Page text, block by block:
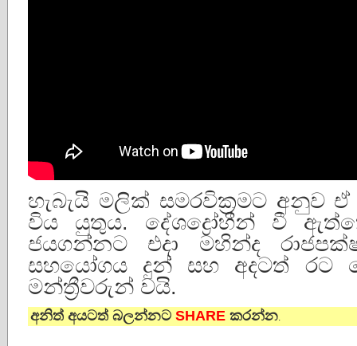
හැබැයි මලික් සමරවික්‍රමට අනුව
විය යුතුය. දේශද්‍රෝහීන් වී
ජයගන්නට එදා මහින්ද
සහයෝගය දුන් සහ අදටත් රට
මන්ත්‍රීවරුන් වයි.
අනිත් අයටත් බලන්නට SHARE කරන්න.